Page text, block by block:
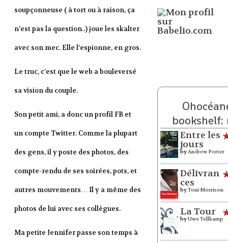
soupçonneuse ( à tort ou à raison, ça
n’est pas la question..) joue les skalter
avec son mec. Elle l’espionne, en gros.
Le truc, c’est que le web a bouleversé
sa vision du couple.
Son petit ami, a donc un profil FB et
un compte Twitter. Comme la plupart
des gens, il y poste des photos, des
compte-rendu de ses soirées, pots, et
autres mouvements… Il y a même des
photos de lui avec ses collègues.
Ma petite Jennifer passe son temps à
bookshelf:
Entre les
jours
byAndrew Porter
Délivran
ces
byToni Morrison
La Tour
byUwe Tellkamp